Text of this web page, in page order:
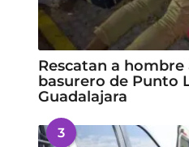
Rescatan a
basurero de Punto
Guadalajara
3